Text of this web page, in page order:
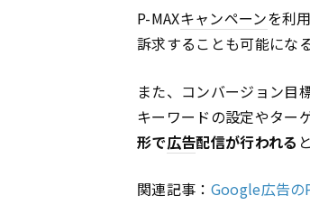
P-MAXキャンペーンを利
訴求することも可能にな
また、コンバージョン目
キーワードの設定やター
形で広告配信が行われる
関連記事： Google広告の